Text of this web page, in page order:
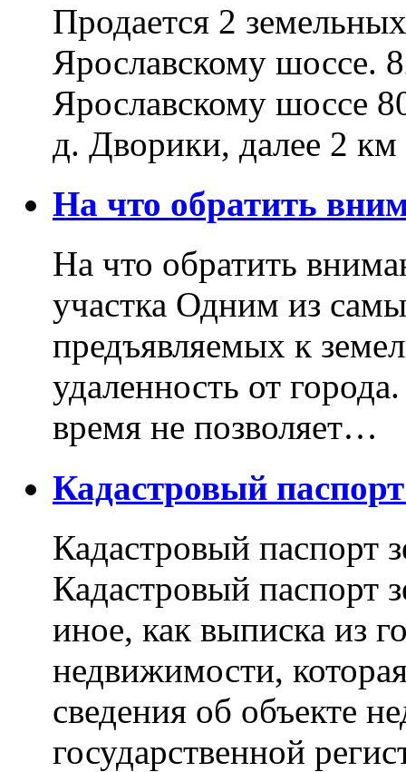
Продается 2
Ярославскому
Ярославскому шоссе
д. Дворики, далее 2
На что обратить
На что обратить
участка Одним из
предъявляемых к
удаленность от
время не позволяет…
Кадастровый
Кадастровый паспорт
Кадастровый паспорт
иное, как выписка из
недвижимости,
сведения об объекте
государственной